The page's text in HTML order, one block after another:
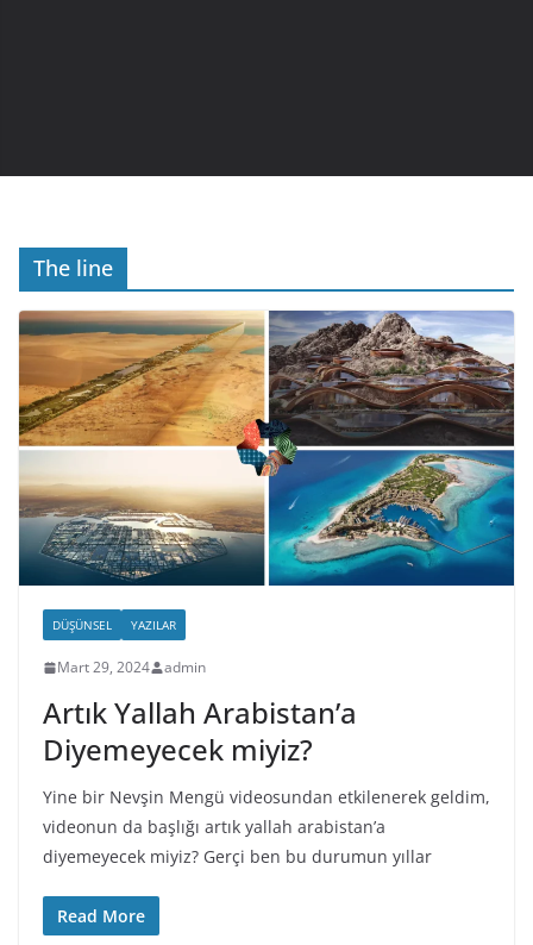
The line
DÜŞÜNSEL YAZILAR
Mart 29, 2024 admin
Artık Yallah Arabistan’a
Diyemeyecek miyiz?
Yine bir Nevşin Mengü videosundan etkilenerek geldim,
videonun da başlığı artık yallah arabistan’a
diyemeyecek miyiz? Gerçi ben bu durumun yıllar
Read More